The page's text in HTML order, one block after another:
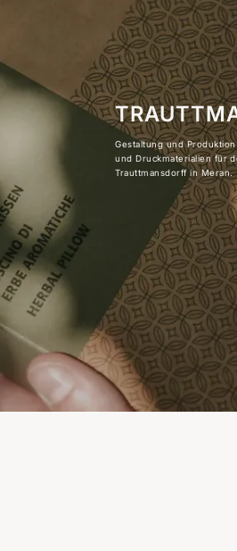
Gestaltung und
und Druckmaterialien für
Trauttmansdorff in Meran.